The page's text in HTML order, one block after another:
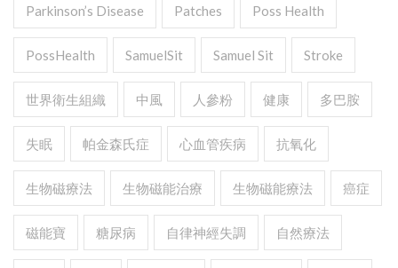
Parkinson’s Disease Patches Poss Health
PossHealth SamuelSit Samuel Sit Stroke
世界衛生組織 中風 人參粉 健康 多巴胺
失眠 帕金森氏症 心血管疾病 抗氧化
生物磁療法 生物磁能治療 生物磁能療法 癌症
磁能寶 糖尿病 自律神經失調 自然療法